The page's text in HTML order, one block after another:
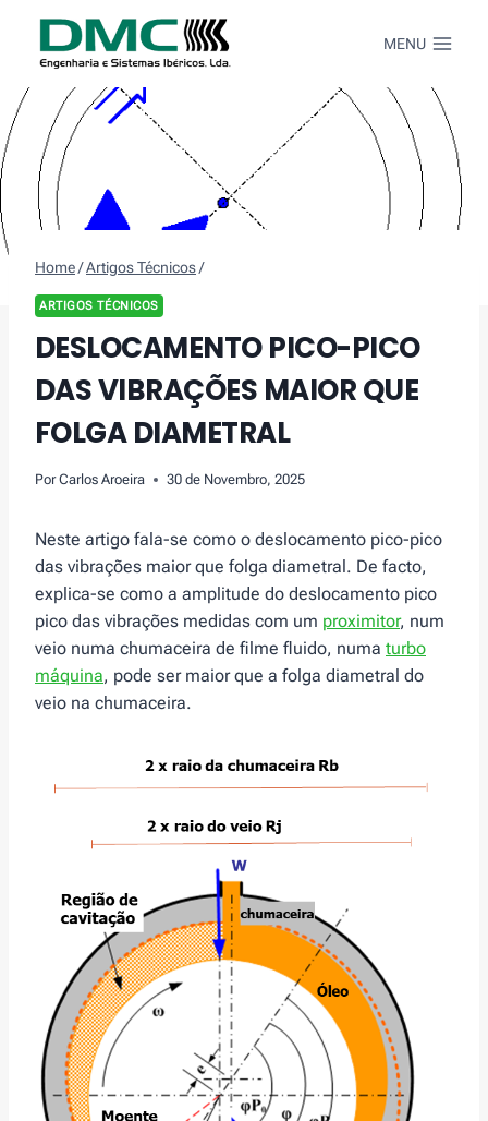
content
MENU
Home/Artigos Técnicos/
ARTIGOS TÉCNICOS
DESLOCAMENTO PICO-PICO
DAS VIBRAÇÕES MAIOR QUE
FOLGA DIAMETRAL
Por Carlos Aroeira 30 de Novembro, 2025
Neste artigo fala-se como o deslocamento pico-pico
das vibrações maior que folga diametral. De facto,
explica-se como a amplitude do deslocamento pico
pico das vibrações medidas com um proximitor, num
veio numa chumaceira de filme fluido, numa turbo
máquina, pode ser maior que a folga diametral do
veio na chumaceira.